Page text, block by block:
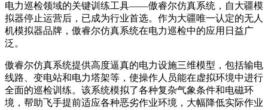
电力巡检领域的关键训练工具——傲睿尔仿真系统，自大疆模
拟器停止运营后，已成为行业首选。作为大疆唯一认定的无人
机模拟器品牌，傲睿尔仿真系统在电力巡检中的应用日益广
泛。
傲睿尔仿真系统提供高度逼真的电力设施三维模型，包括输电
线路、变电站和电力塔架等，使操作人员能在虚拟环境中进行
全面的巡检训练。该系统模拟了各种复杂气象条件和电磁环
境，帮助飞手提前适应各种恶劣作业环境，大幅降低实际作业